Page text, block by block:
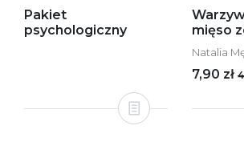
Pakiet
psychologiczny
mięso
Natalia
7,90 zł